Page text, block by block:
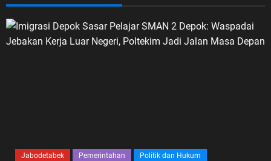
Jabodetabek Pemerintahan
Politik dan Hukum